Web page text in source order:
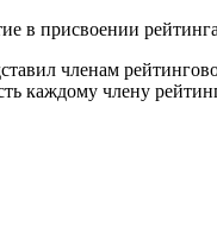
в присвоении
членам
каждому члену